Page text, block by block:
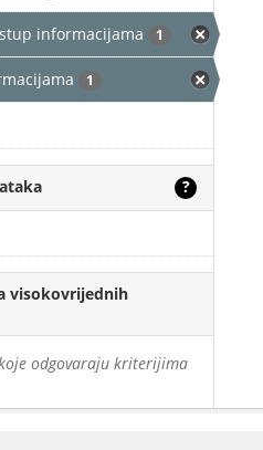
informacijama 1
1
?
visokovrijednih
odgovaraju kriterijima